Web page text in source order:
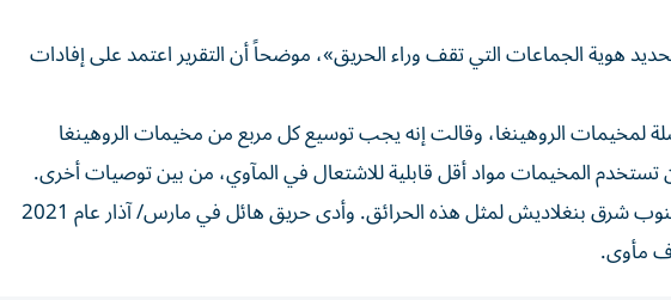
هوية الجماعات التي تقف وراء الحريق»، موضحاً أن التقرير اعتمد على إفادات
الروهينغا، وقالت إنه يجب توسيع كل مربع من مخيمات الروهينغا
تستخدم المخيمات مواد أقل قابلية للاشتعال في المآوي، من بين توصيات أخرى.
وكثيرا ما تتعرض مخيمات اللاجئين في كوكس بازار بجنوب شرق بنغلاديش لمثل هذه الحرائق. وأدى حريق هائل في مارس/ آذار عام 2021